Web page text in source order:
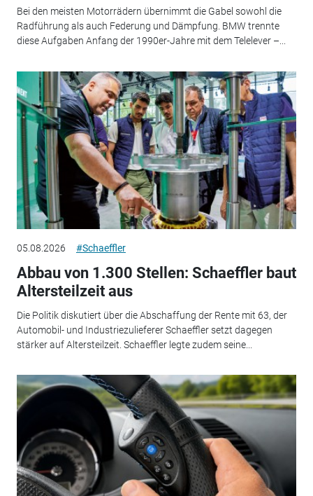
Bei den meisten Motorrädern übernimmt die Gabel sowohl die
Radführung als auch Federung und Dämpfung. BMW trennte
diese Aufgaben Anfang der 1990er-Jahre mit dem Telelever –...
05.08.2026 #Schaeffler
Abbau von 1.300 Stellen: Schaeffler baut
Altersteilzeit aus
Die Politik diskutiert über die Abschaffung der Rente mit 63, der
Automobil- und Industriezulieferer Schaeffler setzt dagegen
stärker auf Altersteilzeit. Schaeffler legte zudem seine...